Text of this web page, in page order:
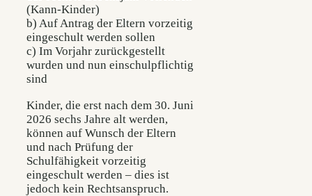
(Kann-Kinder)
b) Auf Antrag der Eltern vorzeitig
eingeschult werden sollen
c) Im Vorjahr zurückgestellt
wurden und nun einschulpflichtig
sind
Kinder, die erst nach dem 30. Juni
2026 sechs Jahre alt werden,
können auf Wunsch der Eltern
und nach Prüfung der
Schulfähigkeit vorzeitig
eingeschult werden – dies ist
jedoch kein Rechtsanspruch.